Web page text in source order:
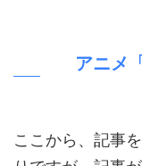
アニメ
ここから、記事